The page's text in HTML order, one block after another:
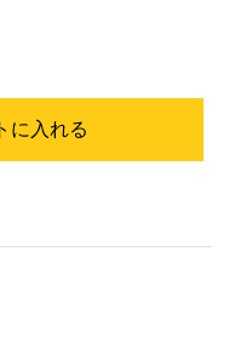
に入れる